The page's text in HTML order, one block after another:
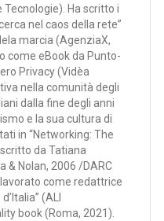
Tecnologie). Ha scritto i
nel caos della rete”
marcia (AgenziaX,
come eBook da Punto-
Privacy (Vidèa
nella comunità degli
dalla fine degli anni
e la sua cultura di
in “Networking: The
da Tatiana
& Nolan, 2006 /DARC
lavorato come redattrice
(ALI
book (Roma, 2021).